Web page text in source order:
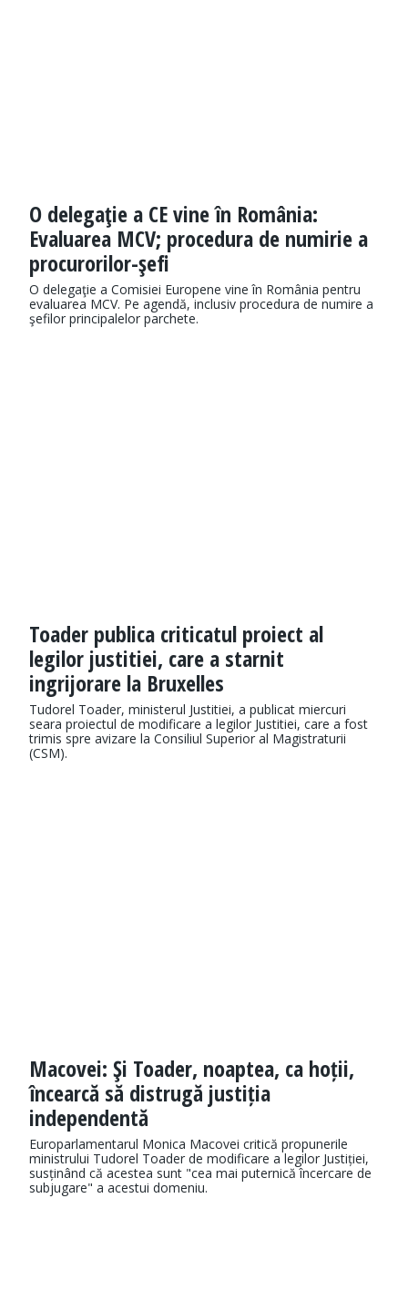
O delegaţie a CE vine în România:
Evaluarea MCV; procedura de numirie a
procurorilor-şefi
O delegaţie a Comisiei Europene vine în România pentru
evaluarea MCV. Pe agendă, inclusiv procedura de numire a
şefilor principalelor parchete.
Toader publica criticatul proiect al
legilor justitiei, care a starnit
ingrijorare la Bruxelles
Tudorel Toader, ministerul Justitiei, a publicat miercuri
seara proiectul de modificare a legilor Justitiei, care a fost
trimis spre avizare la Consiliul Superior al Magistraturii
(CSM).
Macovei: Şi Toader, noaptea, ca hoții,
încearcă să distrugă justiția
independentă
Europarlamentarul Monica Macovei critică propunerile
ministrului Tudorel Toader de modificare a legilor Justiției,
susținând că acestea sunt "cea mai puternică încercare de
subjugare" a acestui domeniu.